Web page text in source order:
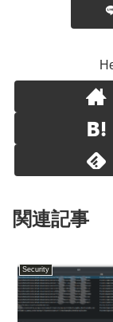
関連記事
Security